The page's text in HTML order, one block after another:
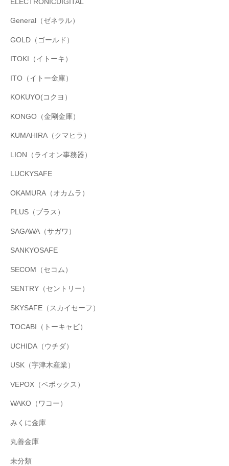
ELECTRONICDIGITAL
General（ゼネラル）
GOLD（ゴールド）
ITOKI（イトーキ）
ITO（イトー金庫）
KOKUYO(コクヨ）
KONGO（金剛金庫）
KUMAHIRA（クマヒラ）
LION（ライオン事務器）
LUCKYSAFE
OKAMURA（オカムラ）
PLUS（プラス）
SAGAWA（サガワ）
SANKYOSAFE
SECOM（セコム）
SENTRY（セントリー）
SKYSAFE（スカイセーフ）
TOCABI（トーキャビ）
UCHIDA（ウチダ）
USK（宇津木産業）
VEPOX（ベポックス）
WAKO（ワコー）
みくに金庫
丸善金庫
未分類